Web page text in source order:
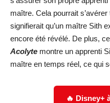
maître. Cela pourrait
signifierait qu’un maître Sith
encore été révélé. De plus,
Acolyte montre un apprenti
maître en temps réel, ce qui
🔥 Disney+